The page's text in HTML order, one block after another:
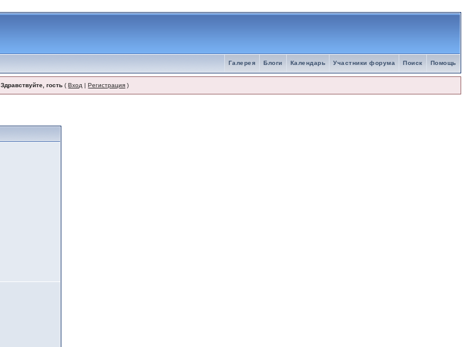
Помощь
Поиск
Участники форума
Календарь
Блоги
Галерея
Здравствуйте, гость (Вход |Регистрация )